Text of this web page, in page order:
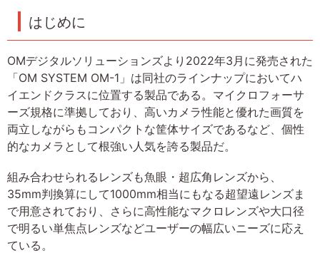
はじめに
OMデジタルソリューションズより2022年3月に発売された
「OM SYSTEM OM-1」は同社のラインナップにおいてハ
イエンドクラスに位置する製品である。マイクロフォーサ
ーズ規格に準拠しており、高いカメラ性能と優れた画質を
両立しながらもコンパクトな筐体サイズであるなど、個性
的なカメラとして根強い人気を誇る製品だ。
組み合わせられるレンズも魚眼・超広角レンズから、
35mm判換算にして1000mm相当にもなる超望遠レンズま
で用意されており、さらに高性能なマクロレンズや大口径
で明るい単焦点レンズなどユーザーの幅広いニーズに応え
ている。